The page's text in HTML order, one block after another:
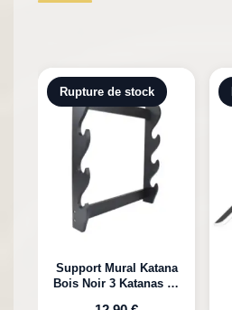
Rupture de stock
Support Mural Katana
Bois Noir 3 Katanas en